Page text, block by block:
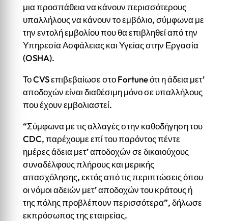
μια προσπάθεια να κάνουν περισσότερους
υπαλλήλους να κάνουν το εμβόλιο, σύμφωνα με
την εντολή εμβολίου που θα επιβληθεί από την
Υπηρεσία Ασφάλειας και Υγείας στην Εργασία
(OSHA).
Το CVS επιβεβαίωσε στο Fortune ότι η άδεια μετ’
αποδοχών είναι διαθέσιμη μόνο σε υπαλλήλους
που έχουν εμβολιαστεί.
“Σύμφωνα με τις αλλαγές στην καθοδήγηση του
CDC, παρέχουμε επί του παρόντος πέντε
ημέρες άδεια μετ’ αποδοχών σε δικαιούχους
συναδέλφους πλήρους και μερικής
απασχόλησης, εκτός από τις περιπτώσεις όπου
οι νόμοι αδειών μετ’ αποδοχών του κράτους ή
της πόλης προβλέπουν περισσότερα”, δήλωσε
εκπρόσωπος της εταιρείας.